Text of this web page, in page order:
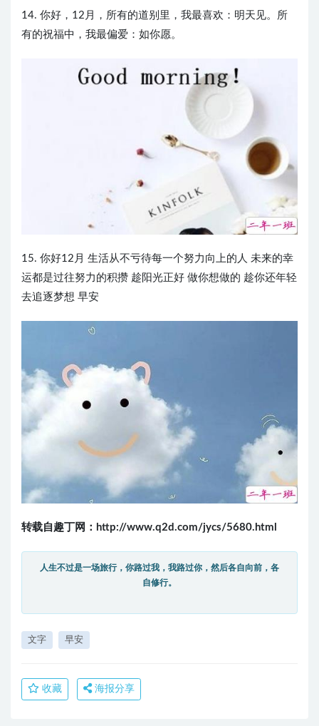
14. 你好，12月，所有的道别里，我最喜欢：明天见。所
有的祝福中，我最偏爱：如你愿。
15. 你好12月 生活从不亏待每一个努力向上的人 未来的幸
运都是过往努力的积攒 趁阳光正好 做你想做的 趁你还年轻
去追逐梦想 早安
转载自趣丁网： http://www.q2d.com/jycs/5680.html
人生不过是一场旅行，你路过我，我路过你，然后各自向前，各
自修行。
文字 早安
收藏 海报分享